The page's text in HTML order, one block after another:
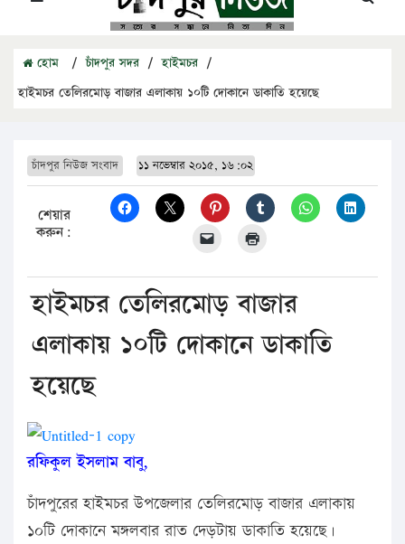
হোম / চাঁদপুর সদর / হাইমচর /
হাইমচর তেলিরমোড় বাজার এলাকায় ১০টি দোকানে ডাকাতি হয়েছে
চাঁদপুর নিউজ সংবাদ ১১ নভেম্বার ২০১৫, ১৬:০২
শেয়ার
করুন:
হাইমচর তেলিরমোড় বাজার
এলাকায় ১০টি দোকানে ডাকাতি
হয়েছে
রফিকুল ইসলাম বাবু,
চাঁদপুরের হাইমচর উপজেলার তেলিরমোড় বাজার এলাকায়
১০টি দোকানে মঙ্গলবার রাত দেড়টায় ডাকাতি হয়েছে।